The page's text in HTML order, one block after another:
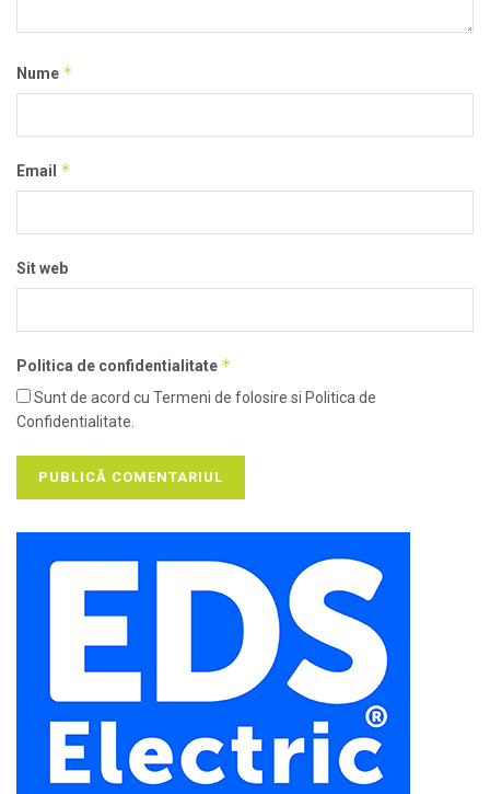
Nume *
Email *
Sit web
Politica de confidentialitate *
Sunt de acord cu Termeni de folosire si Politica de
Confidentialitate.